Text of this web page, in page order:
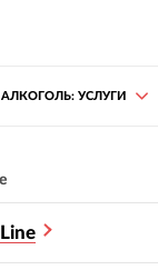
АЛКОГОЛЬ: УСЛУГИ